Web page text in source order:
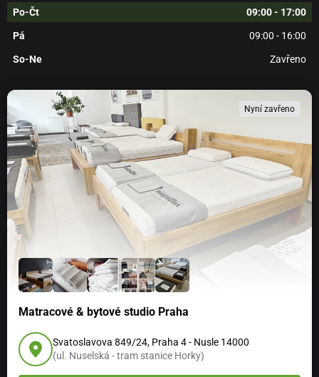
Doba hoření:20 až 30 hodin
Miniaturní provedení oblíbených MAXI a MIDI svíček.
O svíčkách PRICE´S
Historie patentovaných svíček Price´s se traduje od roku
1830.
Do konce 19. století byl Price´s dokonce největší
výrobce svíček na světě a disponoval 114 patenty na
inovaci. Tyto svíčky mají dlouhou a úzkou vazbu na
anglickou královskou rodinu. jejich svíce zajišťovaly
světlo na svatbě královny Viktorie a prince Alberta. Dnes
svíčky Price´s držíocenění Královská záruka jejího
Price´s jsou používány na mnoha oficiálních akcích
britské královské rodiny.
Dnes, kdy 80% svíček se využívá pouze pro dekorační
Po-Čt 09:00 - 17:00
Pá 09:00 - 16:00
So-Ne Zavřeno
Nyní zavřeno
Matracové & bytové studio Praha
Svatoslavova 849/24, Praha 4 - Nusle 14000
(ul. Nuselská - tram stanice Horky)